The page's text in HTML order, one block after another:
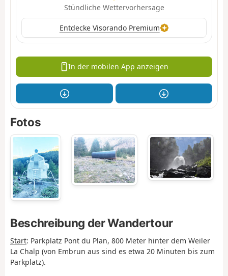
Stündliche Wettervorhersage
Entdecke Visorando Premium
In der mobilen App anzeigen
Fotos
Beschreibung der Wandertour
Start: Parkplatz Pont du Plan, 800 Meter hinter dem Weiler
La Chalp (von Embrun aus sind es etwa 20 Minuten bis zum
Parkplatz).